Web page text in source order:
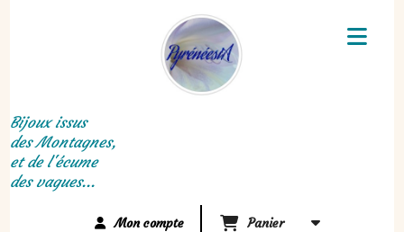
Bijoux issus
des Montagnes,
et de l'écume
des vagues...
Mon compte Panier